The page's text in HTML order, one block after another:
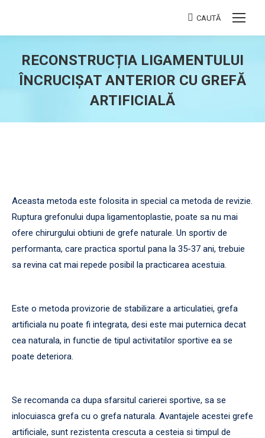
Search:
CAUTĂ
RECONSTRUCȚIA LIGAMENTULUI
ÎNCRUCIȘAT ANTERIOR CU GREFĂ
ARTIFICIALĂ
Aceasta metoda este folosita in special ca metoda de revizie.
Ruptura grefonului dupa ligamentoplastie, poate sa nu mai
ofere chirurgului obtiuni de grefe naturale. Un sportiv de
performanta, care practica sportul pana la 35-37 ani, trebuie
sa revina cat mai repede posibil la practicarea acestuia.
Este o metoda provizorie de stabilizare a articulatiei, grefa
artificiala nu poate fi integrata, desi este mai puternica decat
cea naturala, in functie de tipul activitatilor sportive ea se
poate deteriora.
Se recomanda ca dupa sfarsitul carierei sportive, sa se
inlocuiasca grefa cu o grefa naturala. Avantajele acestei grefe
artificiale, sunt rezistenta crescuta a cesteia si timpul de